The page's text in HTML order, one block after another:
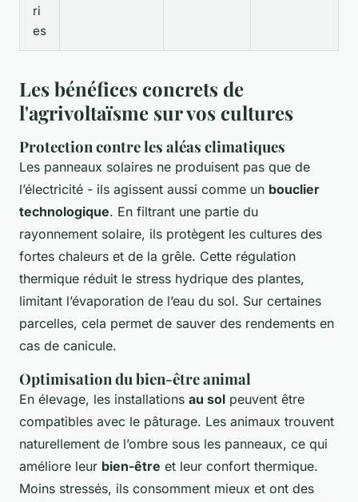
ri
es
Les bénéfices concrets de
l'agrivoltaïsme sur vos cultures
Protection contre les aléas climatiques
Les panneaux solaires ne produisent pas que de
l’électricité - ils agissent aussi comme un bouclier
technologique. En filtrant une partie du
rayonnement solaire, ils protègent les cultures des
fortes chaleurs et de la grêle. Cette régulation
thermique réduit le stress hydrique des plantes,
limitant l’évaporation de l’eau du sol. Sur certaines
parcelles, cela permet de sauver des rendements en
cas de canicule.
Optimisation du bien-être animal
En élevage, les installations au sol peuvent être
compatibles avec le pâturage. Les animaux trouvent
naturellement de l’ombre sous les panneaux, ce qui
améliore leur bien-être et leur confort thermique.
Moins stressés, ils consomment mieux et ont des